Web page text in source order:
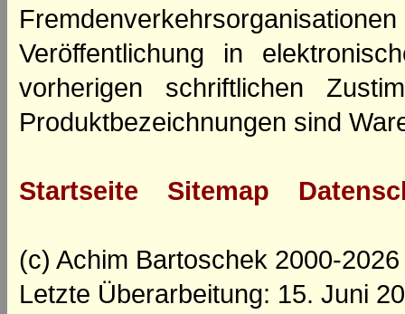
Veröffentlichung in
vorherigen schriftlichen
Produktbezeichnungen sind
Startseite Sitemap
(c) Achim Bartoschek 2000-2026
Letzte Überarbeitung: 15. Juni